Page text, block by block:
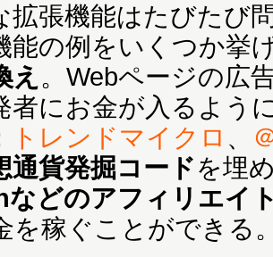
張機能はたびたび
能の例をいくつか挙
え 。Webページの広
者にお金が入るよう
トレンドマイクロ 、
通貨発掘コードを埋
どのアフィリエイ
を稼ぐことができる